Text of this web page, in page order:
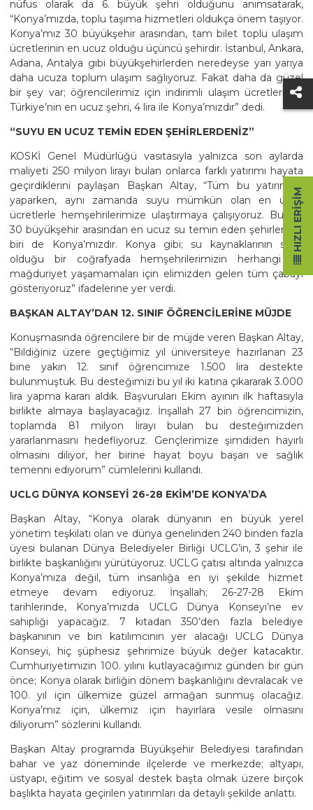
nüfus olarak da 6. büyük şehri olduğunu anımsatarak,
“Konya’mızda, toplu taşıma hizmetleri oldukça önem taşıyor.
Konya’mız 30 büyükşehir arasından, tam bilet toplu ulaşım
ücretlerinin en ucuz olduğu üçüncü şehirdir. İstanbul, Ankara,
Adana, Antalya gibi büyükşehirlerden neredeyse yarı yarıya
daha ucuza toplum ulaşım sağlıyoruz. Fakat daha da güzel
bir şey var; öğrencilerimiz için indirimli ulaşım ücretlerinde
Türkiye’nin en ucuz şehri, 4 lira ile Konya’mızdır” dedi.
“SUYU EN UCUZ TEMİN EDEN ŞEHİRLERDENİZ”
KOSKİ Genel Müdürlüğü vasıtasıyla yalnızca son aylarda
maliyeti 250 milyon lirayı bulan onlarca farklı yatırımı hayata
geçirdiklerini paylaşan Başkan Altay, “Tüm bu yatırımları
yaparken, aynı zamanda suyu mümkün olan en ucuz
ücretlerle hemşehrilerimize ulaştırmaya çalışıyoruz. Bugün
30 büyükşehir arasından en ucuz su temin eden şehirlerden
biri de Konya’mızdır. Konya gibi; su kaynaklarının sınırlı
olduğu bir coğrafyada hemşehrilerimizin herhangi bir
mağduriyet yaşamamaları için elimizden gelen tüm çabayı
gösteriyoruz” ifadelerine yer verdi.
BAŞKAN ALTAY’DAN 12. SINIF ÖĞRENCİLERİNE MÜJDE
Konuşmasında öğrencilere bir de müjde veren Başkan Altay,
“Bildiğiniz üzere geçtiğimiz yıl üniversiteye hazırlanan 23
bine yakın 12. sınıf öğrencimize 1.500 lira destekte
bulunmuştuk. Bu desteğimizi bu yıl iki katına çıkararak 3.000
lira yapma kararı aldık. Başvuruları Ekim ayının ilk haftasıyla
birlikte almaya başlayacağız. İnşallah 27 bin öğrencimizin,
toplamda 81 milyon lirayı bulan bu desteğimizden
yararlanmasını hedefliyoruz. Gençlerimize şimdiden hayırlı
olmasını diliyor, her birine hayat boyu başarı ve sağlık
temenni ediyorum” cümlelerini kullandı.
UCLG DÜNYA KONSEYİ 26-28 EKİM’DE KONYA’DA
Başkan Altay, “Konya olarak dünyanın en büyük yerel
yönetim teşkilatı olan ve dünya genelinden 240 binden fazla
üyesi bulanan Dünya Belediyeler Birliği UCLG’in, 3 şehir ile
birlikte başkanlığını yürütüyoruz. UCLG çatısı altında yalnızca
Konya’mıza değil, tüm insanlığa en iyi şekilde hizmet
etmeye devam ediyoruz. İnşallah; 26-27-28 Ekim
tarihlerinde, Konya’mızda UCLG Dünya Konseyi’ne ev
sahipliği yapacağız. 7 kıtadan 350’den fazla belediye
başkanının ve bin katılımcının yer alacağı UCLG Dünya
Konseyi, hiç şüphesiz şehrimize büyük değer katacaktır.
Cumhuriyetimizin 100. yılını kutlayacağımız günden bir gün
önce; Konya olarak birliğin dönem başkanlığını devralacak ve
100. yıl için ülkemize güzel armağan sunmuş olacağız.
Konya’mız için, ülkemiz için hayırlara vesile olmasını
diliyorum” sözlerini kullandı.
Başkan Altay programda Büyükşehir Belediyesi tarafından
bahar ve yaz döneminde ilçelerde ve merkezde; altyapı,
üstyapı, eğitim ve sosyal destek başta olmak üzere birçok
başlıkta hayata geçirilen yatırımları da detaylı şekilde anlattı.
HIZLI ERIŞIM